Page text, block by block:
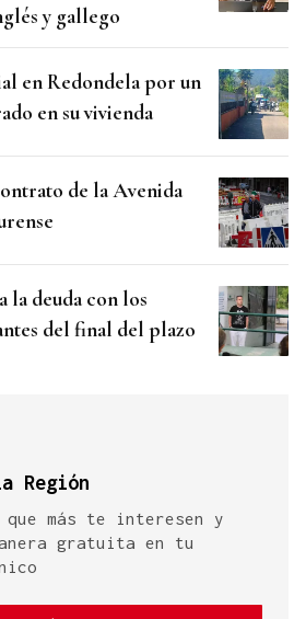
y gallego
en Redondela por un
en su vivienda
de la Avenida
la deuda con los
del final del plazo
Región
más te interesen y
gratuita en tu